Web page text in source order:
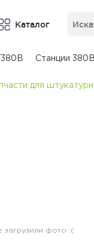
Каталог
Cтанции 380В
для
загрузили фото :(